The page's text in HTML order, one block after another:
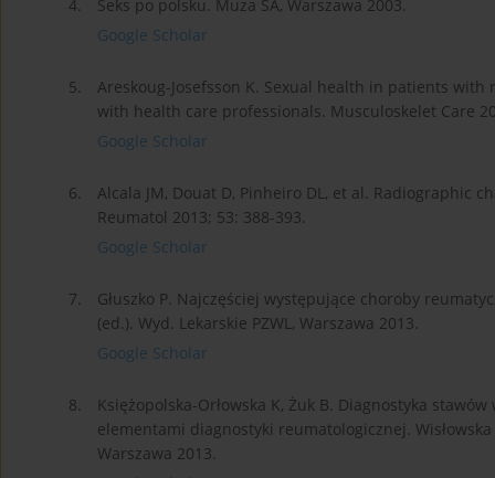
4.
Seks po polsku. Muza SA, Warszawa 2003.
Google Scholar
5.
Areskoug-Josefsson K. Sexual health in patients
with health care professionals. Musculoskelet Care
Google Scholar
6.
Alcala JM, Douat D, Pinheiro DL, et al. Radiographic
Reumatol 2013; 53: 388-393.
Google Scholar
7.
Głuszko P. Najczęściej występujące choroby
(ed.). Wyd. Lekarskie PZWL, Warszawa 2013.
Google Scholar
8.
Księżopolska-Orłowska K, Żuk B. Diagnostyka
elementami diagnostyki reumatologicznej. Wisłowska
Warszawa 2013.